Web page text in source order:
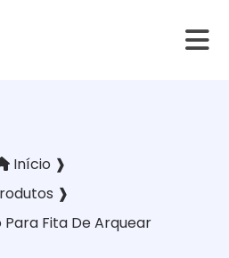
Início ❱
❱
Fita De Arquear